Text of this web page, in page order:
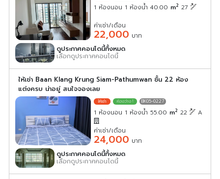
1 ห้องนอน 1 ห้องน้ำ 40.00 m2 27
ค่าเช่า/เดือน
22,000 บาท
ดูประกาศคอนโดนี้ทั้งหมด
เลือกดูประกาศคอนโดนี้
ให้เช่า Baan Klang Krung Siam-Pathumwan ชั้น 22 ห้อง
แต่งครบ น่าอยู่ สนใจจองเลย
BK05-0227
1 ห้องนอน 1 ห้องน้ำ 55.00 m2 22 A
ค่าเช่า/เดือน
24,000 บาท
ดูประกาศคอนโดนี้ทั้งหมด
เลือกดูประกาศคอนโดนี้